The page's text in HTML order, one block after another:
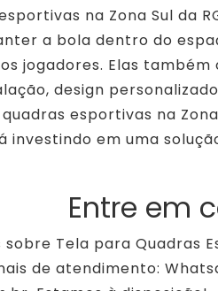
na Zona Sul da
a bola dentro do
jogadores. Elas
design
esportivas na
investindo em uma
Entre em
Tela para Quadras
de atendimento: